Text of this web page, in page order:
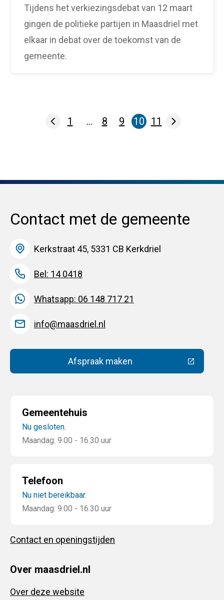
Tijdens het verkiezingsdebat van 12 maart
gingen de politieke partijen in Maasdriel met
elkaar in debat over de toekomst van de
gemeente.
Pagina
1 …
Pagina
8
Pagina
9 10
Pagina
11
Contact met de gemeente
Kerkstraat 45, 5331 CB Kerkdriel
Bel: 14 0418
Whatsapp: 06 148 717 21
info@maasdriel.nl
Afspraak maken(Deze link gaat naar een
Gemeentehuis
Nu gesloten.
Maandag: 9.00 - 16.30 uur
Telefoon
Nu niet bereikbaar.
Maandag: 9.00 - 16.30 uur
Contact en openingstijden
Over maasdriel.nl
Over deze website